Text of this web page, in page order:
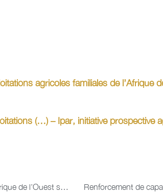
agricoles familiales de l’Afrique
(…) – Ipar, initiative prospective
Renforcement de